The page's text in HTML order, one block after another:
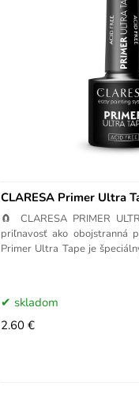
CLARESA Primer Ultra
🧲 CLARESA PRIMER
priľnavosť ako obojstranná
Primer Ultra Tape je
skladom
2.60 €